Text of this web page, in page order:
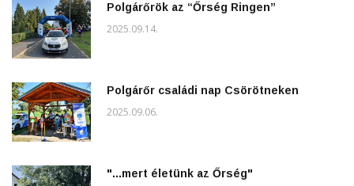
Polgárőrök az “Őrség Ringen”
2025.09.14.
Polgárőr családi nap Csörötneken
2025.09.06.
"...mert életünk az Őrség"